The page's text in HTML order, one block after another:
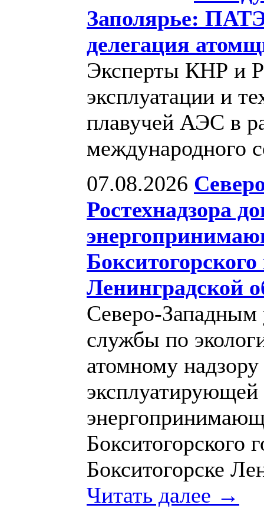
Заполярье:
делегация
Эксперты КНР и
эксплуатации и
плавучей АЭС в
международного
07.08.2026
Ростехнадзора
Бокситогорского
Ленинградской
Северо-Западным
службы по
атомному
эксплуатирующей
Бокситогорского
Бокситогорске
Читать далее →